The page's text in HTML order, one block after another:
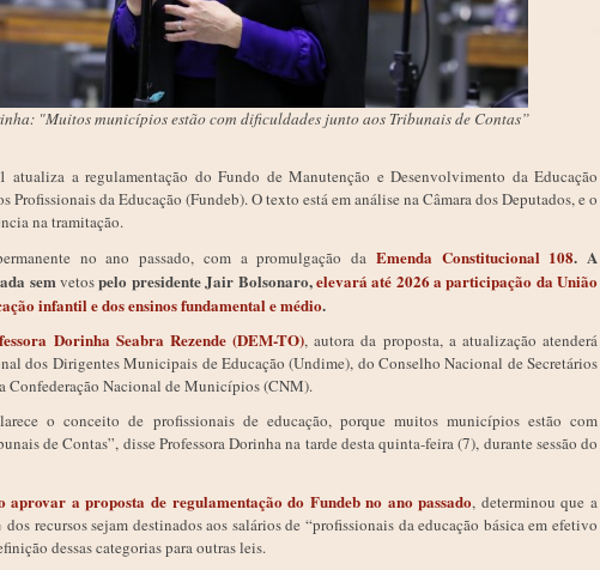
"Muitos municípios estão com dificuldades junto aos Tribunais de Contas”
a regulamentação do Fundo de Manutenção e Desenvolvimento da Educação
Profissionais da Educação (Fundeb). O texto está em análise na Câmara dos Deputados, e o
na tramitação.
no ano passado, com a promulgação da Emenda Constitucional 108. A
semvetospelo presidente Jair Bolsonaro,elevará até 2026 a participação da União
infantil e dos ensinos fundamental e médio.
Dorinha Seabra Rezende (DEM-TO), autora da proposta, a atualização atenderá
dos Dirigentes Municipais de Educação (Undime), do Conselho Nacional de Secretários
Confederação Nacional de Municípios (CNM).
o conceito de profissionais de educação, porque muitos municípios estão com
de Contas”, disse Professora Dorinha na tarde desta quinta-feira (7), durante sessão do
aprovar a proposta de regulamentação do Fundeb no ano passado, determinou que a
recursos sejam destinados aos salários de “profissionais da educação básica em efetivo
dessas categorias para outras leis.